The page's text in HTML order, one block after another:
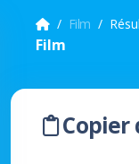
Film
Film
Copier